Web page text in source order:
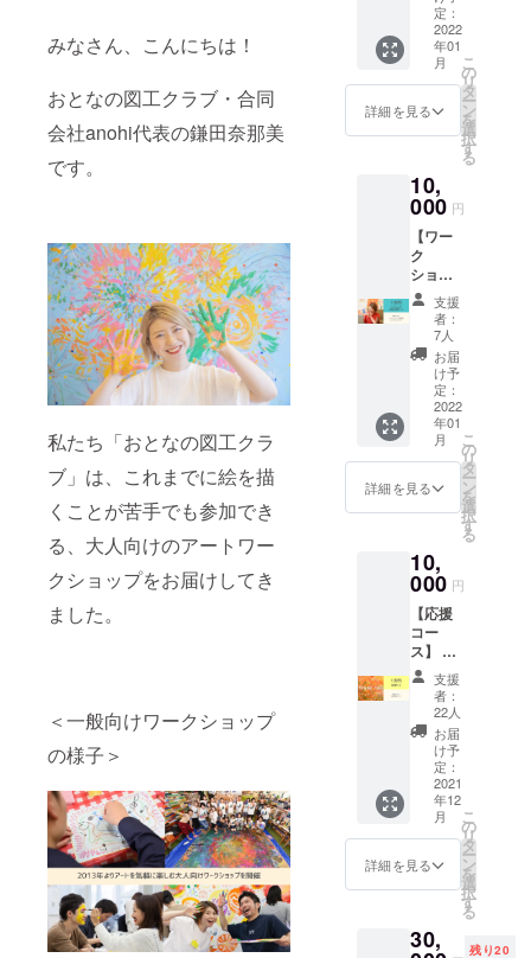
みなさん、こんにちは！
おとなの図工クラブ・合同
会社anohi代表の鎌田奈那美
です。
私たち「おとなの図工クラ
ブ」は、これまでに絵を描
くことが苦手でも参加でき
る、大人向けのアートワー
クショップをお届けしてき
ました。
＜一般向けワークショップ
の様子＞
・蔦屋書店
様
・六本木ア
カデミーヒ
コー
ス】 ●
御礼
メール
●1カ月
ワーク
ショッ
●画材
セット
（A4ス
ケッチ
ブッ
ク、色
画用
紙、ク
レヨン
24色、
絵の
具、
筆、紙
パレッ
ト） ●
オリジ
ナル
のロゴ
ステッ
サービ
ス開始
後、オ
ンライ
ン図工
クラブ
のワー
ショッ
プをい
ち早く
体験で
きる上
に、
える画
定：
2022
年01
月
詳細を見る
こ
の
リ
タ
ー
ン
を
選
択
す
る
10,
000 円
【ワー
ク
ショッ
プ単発
受講
コー
ス】 ●
御礼
メール
●ワーク
ショッ
プ単発1
回受講
●オリジ
ナル
サイズ
のロゴ
ステッ
カー ‐‐‐
ワーク
ショッ
プ／
2021年
12月～1
月、オ
ンライ
（Zoom
）開催
プログ
ラムの
日程・
たしま
支援
者：
7人
お届
け予
定：
2022
年01
月
詳細を見る
こ
の
リ
タ
ー
ン
を
選
択
す
る
10,
000 円
【応援
コー
ス】 ●
御礼
メール
●進捗報
告メー
ジェク
トをご
支援く
ださっ
た方
へ、感
謝の気
しま
支援
者：
22人
お届
け予
定：
2021
年12
月
詳細を見る
こ
の
リ
タ
ー
ン
を
選
択
す
る
30, 残り20